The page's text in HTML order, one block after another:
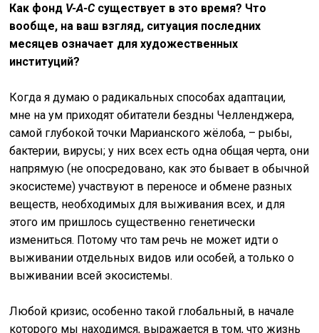
Как фонд V-A-Cсуществует в это время? Что
вообще, на ваш взгляд, ситуация последних
месяцев означает для художественных
институций?
Когда я думаю о радикальных способах адаптации,
мне на ум приходят обитатели бездны Челленджера,
самой глубокой точки Марианского жёлоба, – рыбы,
бактерии, вирусы; у них всех есть одна общая черта, они
напрямую (не опосредовано, как это бывает в обычной
экосистеме) участвуют в переносе и обмене разных
веществ, необходимых для выживания всех, и для
этого им пришлось существенно генетически
измениться. Потому что там речь не может идти о
выживании отдельных видов или особей, а только о
выживании всей экосистемы.
Любой кризис, особенно такой глобальный, в начале
которого мы находимся, выражается в том, что жизнь